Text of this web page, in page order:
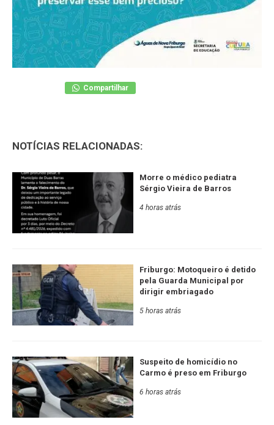
Compartilhar
NOTÍCIAS RELACIONADAS:
Morre o médico pediatra
Sérgio Vieira de Barros
4 horas atrás
Friburgo: Motoqueiro é detido
pela Guarda Municipal por
dirigir embriagado
5 horas atrás
Suspeito de homicídio no
Carmo é preso em Friburgo
6 horas atrás